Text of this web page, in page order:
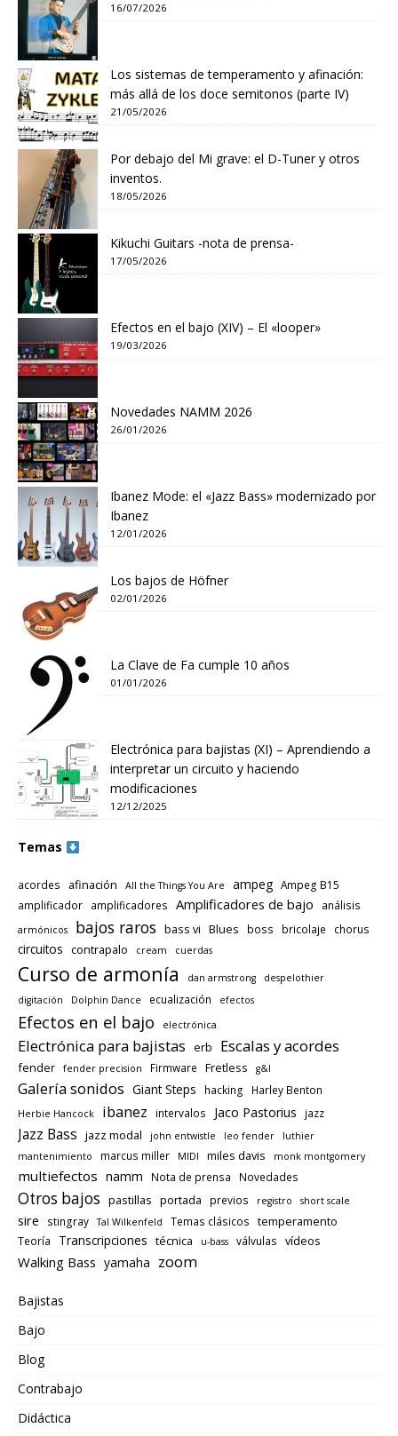
16/07/2026
Los sistemas de temperamento y afinación:
más allá de los doce semitonos (parte IV)
21/05/2026
Por debajo del Mi grave: el D-Tuner y otros
inventos.
18/05/2026
Kikuchi Guitars -nota de prensa-
17/05/2026
Efectos en el bajo (XIV) – El «looper»
19/03/2026
Novedades NAMM 2026
26/01/2026
Ibanez Mode: el «Jazz Bass» modernizado por
Ibanez
12/01/2026
Los bajos de Höfner
02/01/2026
La Clave de Fa cumple 10 años
01/01/2026
Electrónica para bajistas (XI) – Aprendiendo a
interpretar un circuito y haciendo
modificaciones
12/12/2025
Temas
acordes afinación All the Things You Are ampeg Ampeg B15
amplificador
amplificadores Amplificadores de bajo análisis
armónicos bajos raros bass vi Blues boss bricolaje chorus
circuitos contrapalo cream cuerdas
Curso de armonía dan armstrong
despelothier
digitación
Dolphin Dance ecualización efectos
Efectos en el bajo electrónica
Electrónica para bajistas erb Escalas y acordes
fender fender precision Firmware Fretless g&l
Galería sonidos Giant Steps hacking Harley Benton
Herbie Hancock ibanez intervalos Jaco Pastorius jazz
Jazz Bass jazz modal john entwistle leo fender
luthier
mantenimiento
marcus miller MIDI miles davis monk montgomery
multiefectos namm Nota de prensa Novedades
Otros bajos pastillas portada previos registro short scale
sire stingray Tal Wilkenfeld Temas clásicos temperamento
Teoría Transcripciones técnica u-bass válvulas vídeos
Walking Bass yamaha zoom
Bajistas
Bajo
Blog
Contrabajo
Didáctica